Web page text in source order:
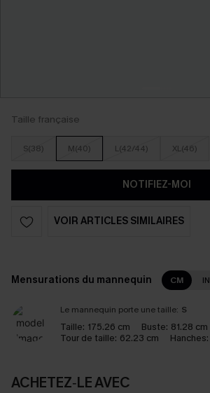
Taille française
S(38) M(40) L(42/44) XL(46)
NOTIFIEZ-MOI
VOIR ARTICLES SIMILAIRES
Mensurations du mannequin CM IN
Le mannequin porte une taille: S
Taille: 175.26 cm Buste: 81.28 cm
Tour de taille: 62.23 cm Hanches:
ACHETEZ‑LE AVEC